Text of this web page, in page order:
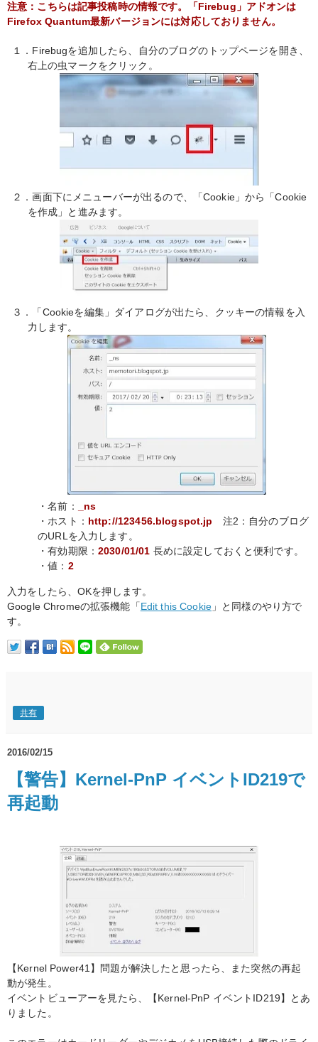
注意：こちらは記事投稿時の情報です。「Firebug」アドオンは
Firefox Quantum最新バージョンには対応しておりません。
１．Firebugを追加したら、自分のブログのトップページを開き、
右上の虫マークをクリック。
２．画面下にメニューバーが出るので、「Cookie」から「Cookie
を作成」と進みます。
３．「Cookieを編集」ダイアログが出たら、クッキーの情報を入
力します。
・名前：
_ns
・ホスト： http://123456.blogspot.jp 注2：自分のブログ
のURLを入力します。
・有効期限：2030/01/01 長めに設定しておくと便利です。
・値： 2
入力をしたら、OKを押します。
Google Chromeの拡張機能「Edit this Cookie 」と同様のやり方で
す。
共有
2016/02/15
【警告】Kernel-PnP イベントID219で
再起動
【Kernel Power41】問題が解決したと思ったら、また突然の再起
動が発生。
イベントビューアーを見たら、【Kernel-PnP イベントID219】とあ
りました。